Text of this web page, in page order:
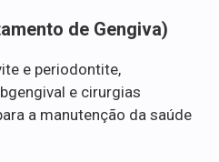
de Gengiva)
e periodontite,
e cirurgias
a manutenção da saúde